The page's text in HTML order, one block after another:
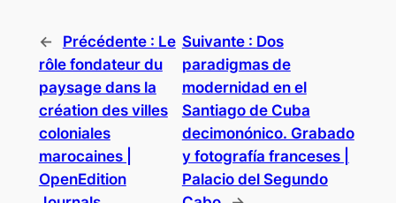
← Précédente : Le
rôle fondateur du
paysage dans la
création des villes
coloniales
marocaines |
OpenEdition
Suivante : Dos
paradigmas de
modernidad en el
Santiago de Cuba
decimonónico. Grabado
y fotografía franceses |
Palacio del Segundo